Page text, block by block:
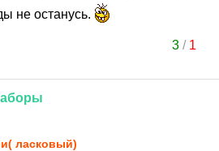
не останусь.
3/ 1
ласковый)